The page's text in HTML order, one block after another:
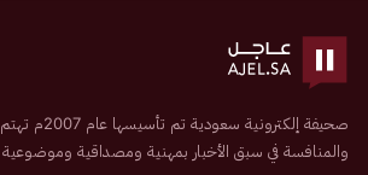
صحيفة إلكترونية
والمنافسة في سبق الأخبار بمهنية ومصداقية وموضوعية